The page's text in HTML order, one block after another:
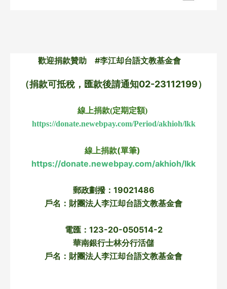
歡迎捐款贊助　#李江却台語文教基金會
（捐款可抵稅，匯款後請通知02-23112199）
https://donate.newebpay.com/Period/akhioh/lkk
https://donate.newebpay.com/akhioh/lkk
郵政劃撥：19021486
戶名：財團法人李江却台語文教基金會
電匯：123-20-050514-2
華南銀行士林分行活儲
戶名：財團法人李江却台語文教基金會